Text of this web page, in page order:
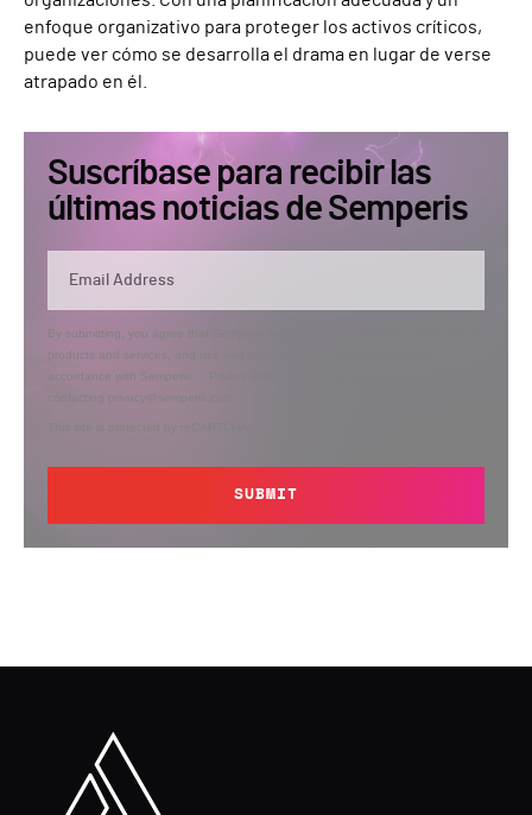
enfoque organizativo para proteger los activos críticos,
puede ver cómo se desarrolla el drama en lugar de verse
atrapado en él.
Suscríbase para recibir las
últimas noticias de Semperis
By submitting, you agree that Semperis may send you information regarding its
products and services, and use and process your personal information in
accordance with Semperis’
contacting privacy@semperis.com.
This site is protected by reCAPTCHA.
SUBMIT